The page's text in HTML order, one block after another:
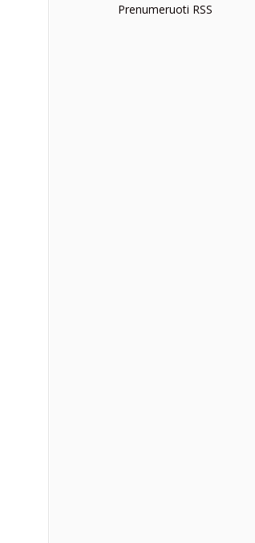
Prenumeruoti RSS